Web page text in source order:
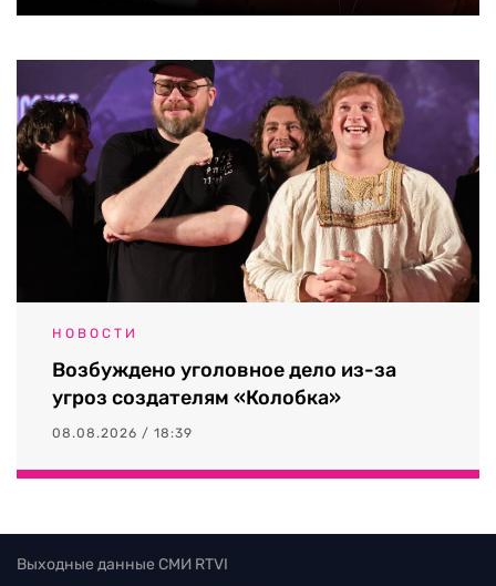
НОВОСТИ
Возбуждено уголовное дело из-за
угроз создателям «Колобка»
08.08.2026 / 18:39
Выходные данные СМИ RTVI